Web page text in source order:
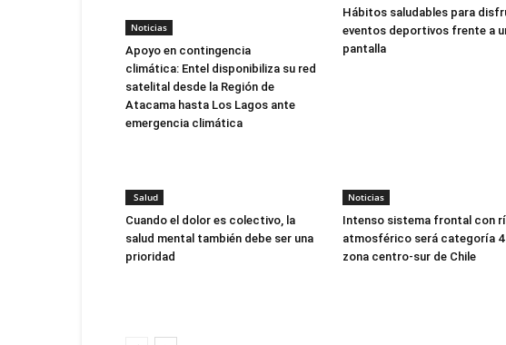
Noticias
Apoyo en contingencia
climática: Entel disponibiliza su red
satelital desde la Región de
Atacama hasta Los Lagos ante
emergencia climática
Hábitos saludables para
eventos deportivos frente a
pantalla
Salud
Cuando el dolor es colectivo, la
salud mental también debe ser una
prioridad
Noticias
Intenso sistema frontal con
atmosférico será categoría 4
zona centro-sur de Chile